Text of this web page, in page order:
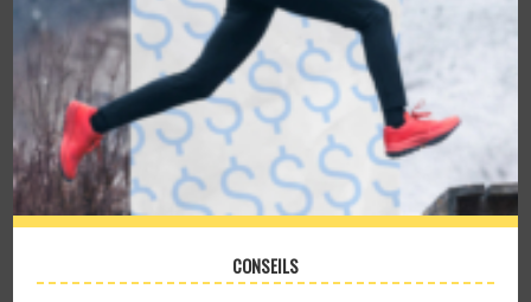
CONSEILS